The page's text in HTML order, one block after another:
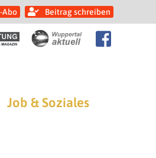
Abo Beitrag schreiben
Job & Soziales